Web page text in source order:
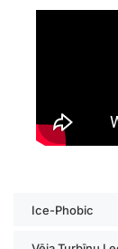
Ice-Phobic